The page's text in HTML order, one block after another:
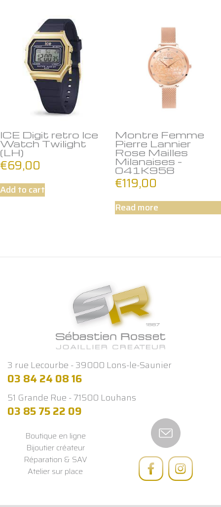
ICE Digit retro Ice
Watch Twilight
(LH)
€69,00
Add to cart
Montre Femme
Pierre Lannier
Rose Mailles
Milanaises –
041K958
€119,00
Read more
Boutique en ligne
Bijoutier créateur
Réparation & SAV
Atelier sur place
3 rue Lecourbe - 39000 Lons-le-Saunier
03 84 24 08 16
51 Grande Rue - 71500 Louhans
03 85 75 22 09